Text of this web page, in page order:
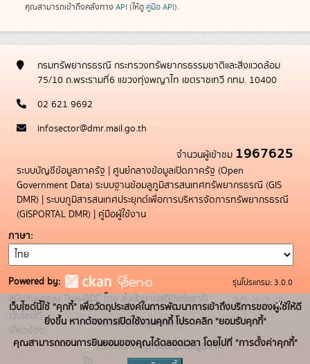
คุณสามารถเข้าถึงคลังทาง API (ให้ดู คู่มือ API).
กรมทรัพยากรธรณี กระทรวงทรัพยากรธรรมชาติและสิ่งแวดล้อม
75/10 ถ.พระรามที่6 แขวงทุ่งพญาไท เขตราชเทวี กทม. 10400
02 621 9692
infosector@dmr.mail.go.th
จำนวนผู้เข้าชม 1967625
ระบบบัญชีข้อมูลภาครัฐ | ศูนย์กลางข้อมูลเปิดภาครัฐ (Open
Government Data) ระบบฐานข้อมลูภูมิสารสนเทศทรัพยากรธรณี (GIS
DMR) | ระบบภูมิสารสนเทศประยุกต์เพื่อการบริหารจัดการทรัพยากรธรณี
(GISPORTAL DMR) | คู่มือผู้ใช้งาน
ภาษา
Powered by:
สนับสนุนระบบ Thai-GDC โดย สำนักงานสถิติแห่งชาติ
เว็บไซต์ที่
เกี่ยวข้อง:
ระบบบัญชีข้อมูลภาครัฐ
บริการนามานุกรมบัญชีข้อมูลภาค
รัฐ
รุ่นโปรแกรม: 3.0.0
วันที่: 2025-05-
19
เว็บไซต์นี้ใช้ "คุกกี้" เพื่อวัตถุประสงค์ในการพัฒนาการเข้าถึงบริการของผู้ใช้ให้ดี
ยิ่งขึ้น หากต้องการเปิดใช้งานคุกกี้ โปรดคลิก "ยอมรับคุกกี้"
คุณสามารถถอนการยินยอมของคุณได้ตลอดเวลา โดยไปที่ "การตั้งค่าคุกกี้"
x